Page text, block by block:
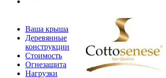
Ваша крыша
Деревянные
конструкции
Стоимость
Огнезащита
Нагрузки